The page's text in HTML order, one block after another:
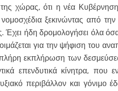
της χώρας, ότι η νέα
νομοσχέδια ξεκινώντας από
Έχει ήδη δρομολογήσει όλα
για την ψήφιση του
εκπλήρωση των
επενδυτικά κίνητρα, που
περιβάλλον και γόνιμο